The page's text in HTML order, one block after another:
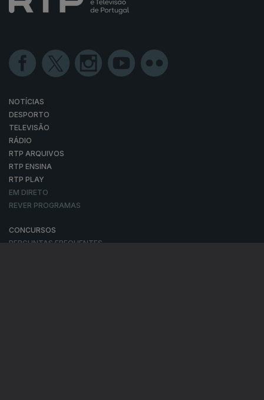
NOTÍCIAS
DESPORTO
TELEVISÃO
RÁDIO
RTP ARQUIVOS
RTP ENSINA
RTP PLAY
EM DIRETO
REVER PROGRAMAS
CONCURSOS
PERGUNTAS FREQUENTES